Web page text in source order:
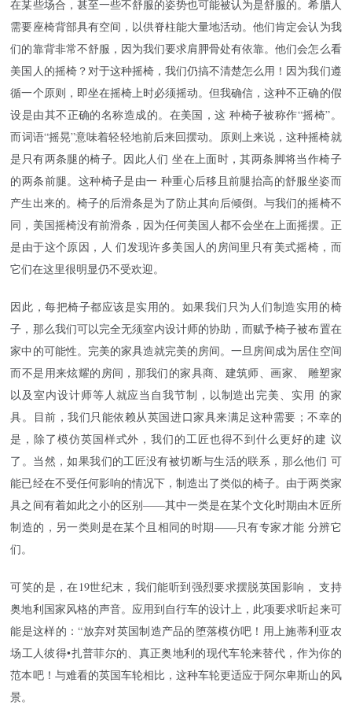
在某些场合，甚至一些不舒服的姿势也可能被认为是舒服的。希腊人
需要座椅背部具有空间，以供脊柱能大量地活动。他们肯定会认为我
们的靠背非常不舒服，因为我们要求肩胛骨处有依靠。他们会怎么看
美国人的摇椅？对于这种摇椅，我们仍搞不清楚怎么用！因为我们遵
循一个原则，即坐在摇椅上时必须摇动。但我确信，这种不正确的假
设是由其不正确的名称造成的。在美国，这 种椅子被称作“摇椅”。
而词语“摇晃”意味着轻轻地前后来回摆动。原则上来说，这种摇椅就
是只有两条腿的椅子。因此人们 坐在上面时，其两条脚将当作椅子
的两条前腿。这种椅子是由一 种重心后移且前腿抬高的舒服坐姿而
产生出来的。椅子的后滑条是为了防止其向后倾倒。与我们的摇椅不
同，美国摇椅没有前滑条，因为任何美国人都不会坐在上面摇摆。正
是由于这个原因，人 们发现许多美国人的房间里只有美式摇椅，而
它们在这里很明显仍不受欢迎。
因此，每把椅子都应该是实用的。如果我们只为人们制造实用的椅
子，那么我们可以完全无须室内设计师的协助，而赋予椅子被布置在
家中的可能性。完美的家具造就完美的房间。一旦房间成为居住空间
而不是用来炫耀的房间，那我们的家具商、建筑师、画家、 雕塑家
以及室内设计师等人就应当自我节制，以制造出完美、实用 的家
具。目前，我们只能依赖从英国进口家具来满足这种需要；不幸的
是，除了模仿英国样式外，我们的工匠也得不到什么更好的建 议
了。当然，如果我们的工匠没有被切断与生活的联系，那么他们 可
能已经在不受任何影响的情况下，制造出了类似的椅子。由于两类家
具之间有着如此之小的区别——其中一类是在某个文化时期由木匠所
制造的，另一类则是在某个且相同的时期——只有专家才能 分辨它
们。
可笑的是，在19世纪末，我们能听到强烈要求摆脱英国影响， 支持
奥地利国家风格的声音。应用到自行车的设计上，此项要求听起来可
能是这样的：“放弃对英国制造产品的堕落模仿吧！用上施蒂利亚农
场工人彼得•扎普菲尔的、真正奥地利的现代车轮来替代，作为你的
范本吧！与难看的英国车轮相比，这种车轮更适应于阿尔卑斯山的风
景。